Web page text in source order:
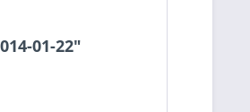
01-22"